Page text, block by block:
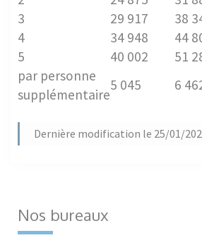
3
29 917 38
4
34 948 44
5
40 002 51
par personne
supplémentaire
5 045 6
Dernière modification le 25/01/
Nos bureaux